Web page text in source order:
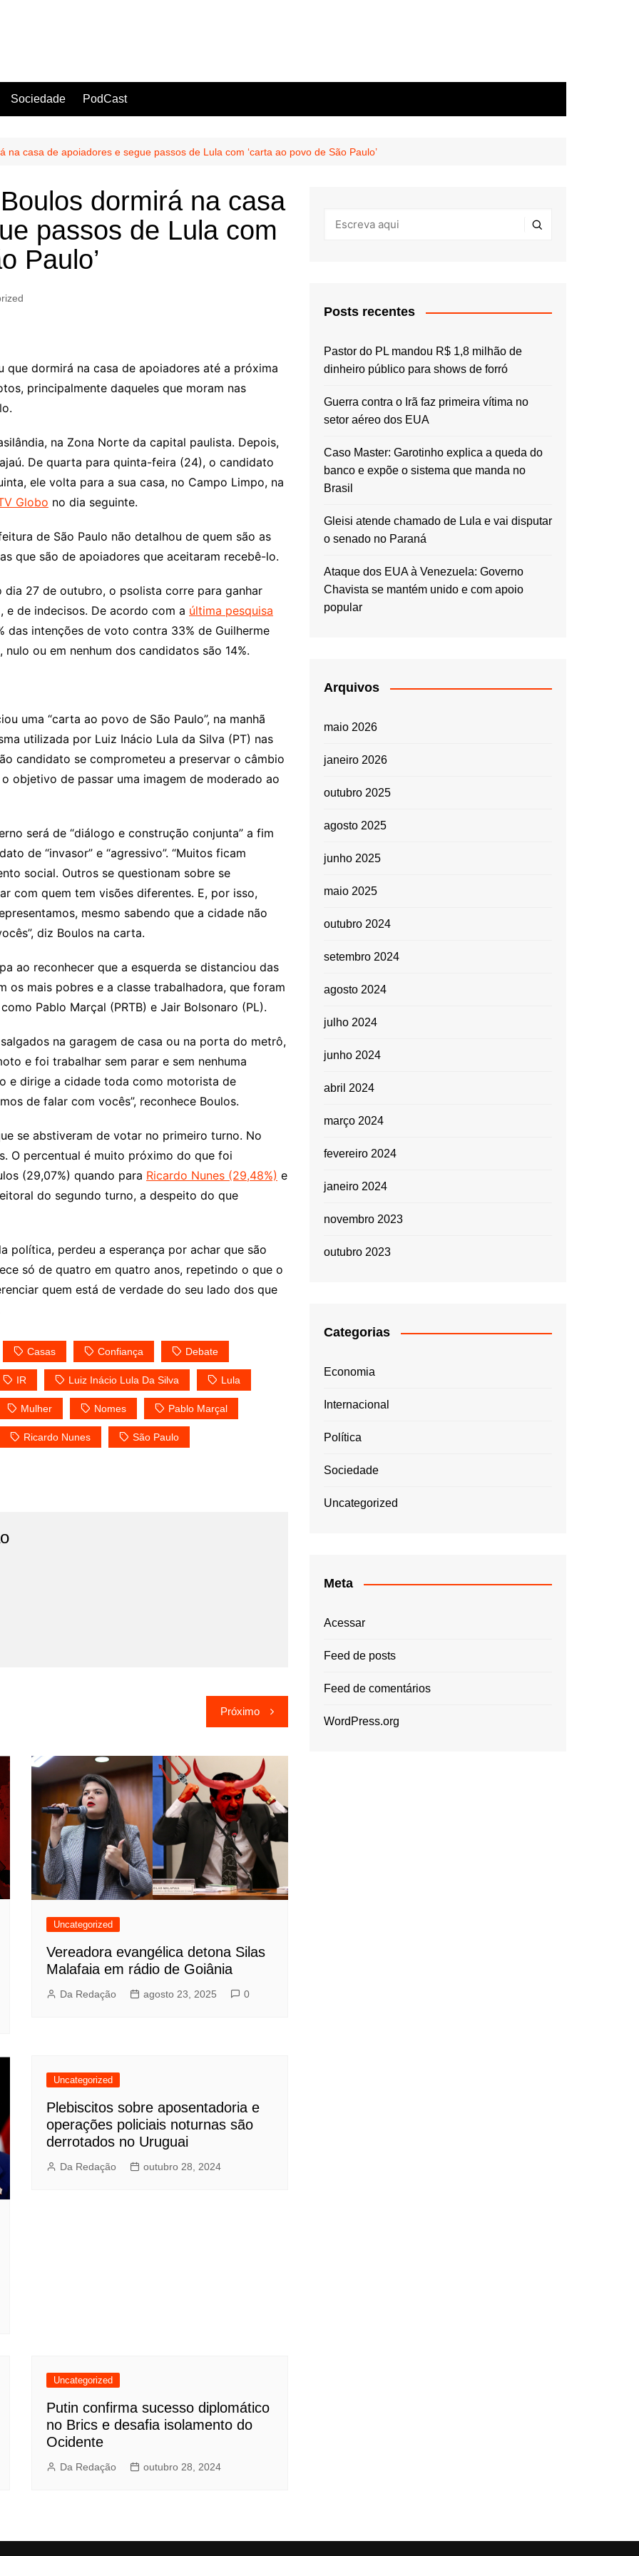
Sociedade PodCast
na casa de apoiadores e segue passos de Lula com ‘carta ao povo de São Paulo’
dormirá na casa
passos de Lula com
Paulo’
que dormirá na casa de apoiadores até a próxima
principalmente daqueles que moram nas
na Zona Norte da capital paulista. Depois,
De quarta para quinta-feira (24), o candidato
ele volta para a sua casa, no Campo Limpo, na
Globo no dia seguinte.
de São Paulo não detalhou de quem são as
que são de apoiadores que aceitaram recebê-lo.
27 de outubro, o psolista corre para ganhar
e de indecisos. De acordo com a última pesquisa
das intenções de voto contra 33% de Guilherme
ou em nenhum dos candidatos são 14%.
uma “carta ao povo de São Paulo”, na manhã
utilizada por Luiz Inácio Lula da Silva (PT) nas
candidato se comprometeu a preservar o câmbio
objetivo de passar uma imagem de moderado ao
será de “diálogo e construção conjunta” a fim
de “invasor” e “agressivo”. “Muitos ficam
social. Outros se questionam sobre se
com quem tem visões diferentes. E, por isso,
mesmo sabendo que a cidade não
diz Boulos na carta.
ao reconhecer que a esquerda se distanciou das
os mais pobres e a classe trabalhadora, que foram
Pablo Marçal (PRTB) e Jair Bolsonaro (PL).
na garagem de casa ou na porta do metrô,
e foi trabalhar sem parar e sem nenhuma
e dirige a cidade toda como motorista de
de falar com vocês”, reconhece Boulos.
se abstiveram de votar no primeiro turno. No
O percentual é muito próximo do que foi
(29,07%) quando para Ricardo Nunes (29,48%) e
do segundo turno, a despeito do que
política, perdeu a esperança por achar que são
só de quatro em quatro anos, repetindo o que o
quem está de verdade do seu lado dos que
Casas Confiança Debate
IR Luiz Inácio Lula Da Silva Lula
Mulher Nomes Pablo Marçal
Ricardo Nunes São Paulo
Próximo
Uncategorized
Vereadora evangélica detona Silas
Malafaia em rádio de Goiânia
Da Redação agosto 23, 2025 0
Uncategorized
Plebiscitos sobre aposentadoria e
operações policiais noturnas são
derrotados no Uruguai
Da Redação outubro 28, 2024
Uncategorized
Putin confirma sucesso diplomático
no Brics e desafia isolamento do
Ocidente
Da Redação outubro 28, 2024
Posts recentes
Pastor do PL mandou R$ 1,8 milhão de
dinheiro público para shows de forró
Guerra contra o Irã faz primeira vítima no
setor aéreo dos EUA
Caso Master: Garotinho explica a queda do
banco e expõe o sistema que manda no
Brasil
Gleisi atende chamado de Lula e vai disputar
o senado no Paraná
Ataque dos EUA à Venezuela: Governo
Chavista se mantém unido e com apoio
popular
Arquivos
maio 2026
janeiro 2026
outubro 2025
agosto 2025
junho 2025
maio 2025
outubro 2024
setembro 2024
agosto 2024
julho 2024
junho 2024
abril 2024
março 2024
fevereiro 2024
janeiro 2024
novembro 2023
outubro 2023
Categorias
Economia
Internacional
Política
Sociedade
Uncategorized
Meta
Acessar
Feed de posts
Feed de comentários
WordPress.org